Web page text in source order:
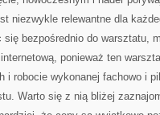
niezwykle relewantne dla
bezpośrednio do warsztatu,
ponieważ ten
i robocie wykonanej fachowo i
Warto się z nią bliżej